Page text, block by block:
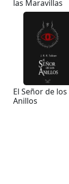
las Maravillas
El Señor de los
Anillos